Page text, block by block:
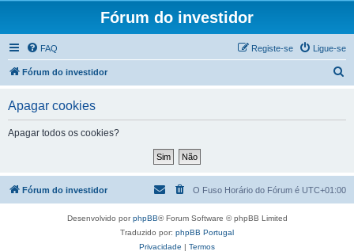
Fórum do investidor
FAQ Ligue-se
Registe-se
Fórum do investidor
a
Apagar cookies
Apagar todos os cookies?
Fórum do investidor O Fuso Horário do Fórum é UTC+01:00
Desenvolvido porphpBB® Forum Software © phpBB Limited
Traduzido por: phpBB Portugal
Privacidade | Termos